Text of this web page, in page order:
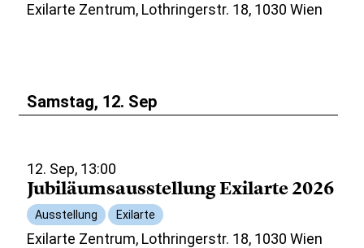
Exilarte Zentrum, Lothringerstr. 18, 1030 Wien
Samstag, 12. Sep
12. Sep, 13:00
Jubiläumsausstellung Exilarte 2026
Ausstellung Exilarte
Exilarte Zentrum, Lothringerstr. 18, 1030 Wien